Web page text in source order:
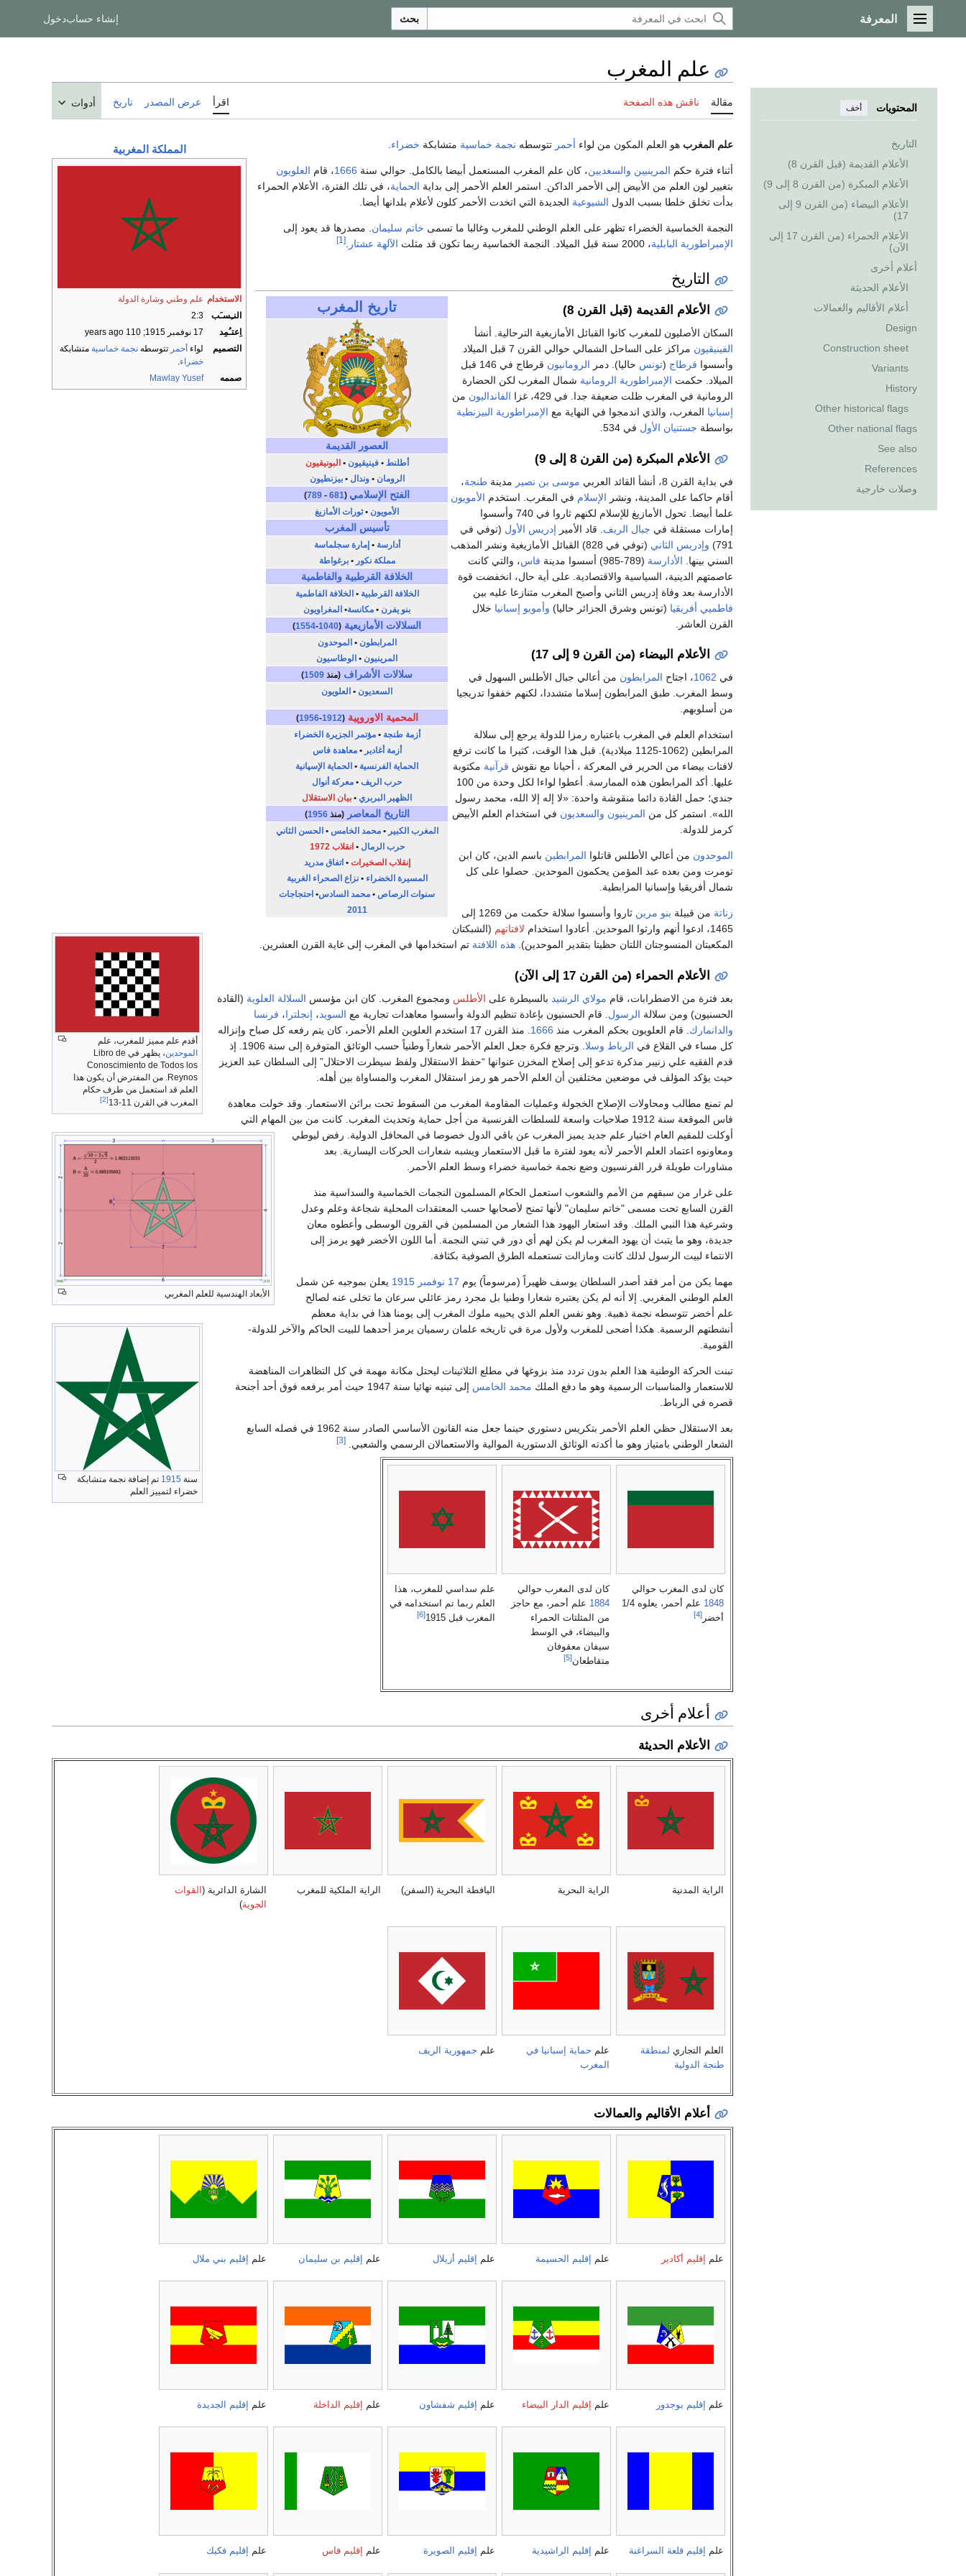
القائمة الرئيسية
المعرفة بحث إنشاء حسابدخول
المحتويات أخف
التاريخ
الأعلام القديمة (قبل القرن 8)
الأعلام المبكرة (من القرن 8 إلى 9)
الأعلام البيضاء (من القرن 9 إلى
17)
الأعلام الحمراء (من القرن 17 إلى
الآن)
أعلام أخرى
الأعلام الحديثة
أعلام الأقاليم والعمالات
Design
Construction sheet
Variants
History
Other historical flags
Other national flags
See also
References
وصلات خارجية
علم المغرب
مقالة ناقش هذه الصفحة اقرأ عرض المصدر تاريخ أدوات
المملكة المغربية
الاستخدام علم وطني وشارة الدولة
النـِسـَب
2:3
اِعتـُمِد
17 نوفمبر 1915
; 110 years ago
التصميم
لواء أحمر تتوسطه نجمة خماسية متشابكة
خضراء.
صممه
Mawlay Yusef
علم المغرب هو العلم المكون من لواء أحمر تتوسطه نجمة خماسية متشابكة خضراء
أثناء فترة حكم المرينيين والسعديين، كان علم المغرب المستعمل أبيضا بالكامل. حوالي سنة 1666، قام العلويون
بتغيير لون العلم من الأبيض إلى الأحمر الداكن. استمر العلم الأحمر إلى بداية الحماية، في تلك الفترة، الأعلام الحمراء
بدأت تخلق خلطا بسبب الدول الشيوعية الجديدة التي اتخدت الأحمر كلون لأعلام بلدانها أيضا.
النجمة الخماسية الخضراء تظهر على العلم الوطني للمغرب وغالبا ما تسمى خاتم سليمان . مصدرها قد يعود إلى
الإمبراطورية البابلية، 2000 سنة قبل الميلاد. النجمة الخماسية ربما تكون قد مثلت الآلهة عشتار [1]
التاريخ
تاريخ المغرب
العصور القديمة
أطلنط •فينيقيون •البونيقيون
الرومان •وندال •بيزنطيون
الفتح الإسلامي (
681
-
789
)
الأمويون •ثورات الأمازيغ
تأسيس المغرب
أدارسة •إمارة سجلماسة
مملكة نكور •برغواطة
الخلافة القرطبية والفاطمية
الخلافة القرطبية •الخلافة الفاطمية
بنو يفرن • مكانسة• المغراويون
السلالات الأمازيعية (
1040
-
1554
)
المرابطون •الموحدون
المرينيون • الوطاسيون
سلالات الأشراف (منذ 1509
)
السعديون • العلويون
المحمية الاوروپية (
1912
-
1956
)
أزمة طنجة •مؤتمر الجزيرة الخضراء
أزمة أغادير •معاهدة فاس
الحماية الفرنسية • الحماية الإسپانية
حرب الريف• معركة أنوال
الظهير البربري• بيان الاستقلال
التاريخ المعاصر (منذ1956
)
المغرب الكبير •محمد الخامس •الحسن الثاني
حرب الرمال •انقلاب 1972
إنقلاب الصخيرات •اتفاق مدريد
المسيرة الخضراء •نزاع الصحراء الغربية
سنوات الرصاص • محمد السادس• احتجاجات
2011
الأعلام القديمة (قبل القرن 8)
السكان الأصليون للمغرب كانوا القبائل الأمازيغية الترحالية. أنشأ
الفينيقيون
مراكز على الساحل الشمالي حوالي القرن 7 قبل الميلاد
وأسسوا قرطاج (تونس حاليا). دمر الرومانيون
قرطاج في 146 قبل
الميلاد. حكمت الإمبراطورية الرومانية شمال المغرب لكن الحضارة
الرومانية في المغرب ظلت ضعيفة جدا. في 429، غزا
الفانداليون من
إسبانيا المغرب، والذي اندمجوا في النهاية مع الإمبراطورية البيزنطية
بواسطة جستنيان الأول في 534.
الأعلام المبكرة (من القرن 8 إلى 9)
في بداية القرن 8، أنشأ القائد العربي موسى بن نصير مدينة طنجة،
أقام حاكما على المدينة، ونشر الإسلام في المغرب. استخدم الأمويون
علما أبيضا. تحول الأمازيغ للإسلام لكنهم ثاروا في 740 وأسسوا
إمارات مستقلة في جبال الريف . قاد الأمير إدريس الأول (توفي في
791)
وإدريس الثاني
(توفي في 828) القبائل الأمازيغية ونشر المذهب
السني بينها. الأدارسة (789-985) أسسوا مدينة فاس، والتي كانت
عاصمتهم الدينية، السياسية والاقتصادية. على أية حال، انخفضت قوة
الأدارسة بعد وفاة إدريس الثاني وأصبح المغرب متنازعا عليه بين
فاطميي أفريقيا (تونس وشرق الجزائر حاليا) وأمويو إسبانيا خلال
القرن العاشر.
الأعلام البيضاء (من القرن 9 إلى 17)
أقدم علم مميز للمغرب، علم
الموحدين
، يظهر في Libro de
Conoscimiento de Todos los
Reynos. من المفترض أن يكون هذا
العلم قد استعمل من طرف حكام
المغرب في القرن 11-13
[2]
في 1062، اجتاح المرابطون من أعالي جبال الأطلس السهول في
وسط المغرب. طبق المرابطون إسلاما متشددا، لكنهم خففوا تدريجيا
من أسلوبهم.
استخدام العلم في المغرب باعتباره رمزا للدولة يرجع إلى سلالة
المرابطين (1062-1125 ميلادية). قبل هذا الوقت، كثيرا ما كانت ترفع
لافتات بيضاء من الحرير في المعركة ، أحيانا مع نقوش قرآنية مكتوبة
عليها. أكد المرابطون هذه الممارسة. أعطوا لواءا لكل وحدة من 100
جندي؛ حمل القادة دائما منقوشة واحدة: «لا إله إلا الله، محمد رسول
الله». استمر كل من المرينيون والسعديون في استخدام العلم الأبيض
كرمز للدولة.
الموحدون من أعالي الأطلس قاتلوا المرابطين باسم الدين، كان ابن
تومرت ومن بعده عبد المؤمن يحكمون الموحدين. حصلوا على كل
شمال أفريقيا وإسبانيا المرابطية.
زناتة من قبيلة بنو مرين
ثاروا وأسسوا سلالة حكمت من 1269 إلى
1465، ادعوا أنهم وارثوا الموحدين. أعادوا استخدام
لافتاتهم (الشبكتان
المكعبتان المنسوجتان اللتان حظيتا بتقدير الموحدين). هذه اللافتة تم استخدامها في المغرب إلى غاية القرن العشرين.
الأعلام الحمراء (من القرن 17 إلى الآن)
الأبعاد الهندسية للعلم المغربي
سنة 1915 تم إضافة نجمة متشابكة
خضراء لتمييز العلم
بعد فترة من الاضطرابات، قام مولاي الرشيد بالسيطرة على الأطلس ومجموع المغرب. كان ابن مؤسس السلالة العلوية (القادة
الحسنيون) ومن سلالة الرسول . قام الحسنيون بإعادة تنظيم الدولة وأسسوا معاهدات تجارية مع السويد، إنجلترا، فرنسا
والدانمارك . قام العلويون بحكم المغرب منذ 1666
. منذ القرن 17 استخدم العلوين العلم الأحمر، كان يتم رفعه كل صباح وإنزاله
كل مساء في القلاع في الرباط وسلا
. وترجع فكرة جعل العلم الأحمر شعاراً وطنياً حسب الوثائق المتوفرة إلى سنة 1906. إذ
قدم الفقيه علي زنيبر مذكرة تدعو إلى إصلاح المخزن عنوانها “حفظ الاستقلال ولفظ سيطرت الاحتلال” إلى السلطان عبد العزيز
حيث يؤكد المؤلف في موضعين مختلفين أن العلم الأحمر هو رمز استقلال المغرب والمساواة بين أهله.
لم تمنع مطالب ومحاولات الإصلاح الخجولة وعمليات المقاومة المغرب من السقوط تحت براثن الاستعمار. وقد خولت معاهدة
فاس الموقعة سنة 1912 صلاحيات واسعة للسلطات الفرنسية من أجل حماية وتحديث المغرب. كانت من بين المهام التي
أوكلت للمقيم العام اختيار علم جديد يميز المغرب عن باقي الدول خصوصا في المحافل الدولية. رفض ليوطي
ومعاونوه اعتماد العلم الأحمر لأنه يعود لفترة ما قبل الاستعمار ويشبه شعارات الحركات اليسارية. بعد
مشاورات طويلة قرر الفرنسيون وضع نجمة خماسية خضراء وسط العلم الأحمر.
على غرار من سبقهم من الأمم والشعوب استعمل الحكام المسلمون النجمات الخماسية والسداسية منذ
القرن السابع تحت مسمى "خاتم سليمان" لأنها تمنح لأصحابها حسب المعتقدات المحلية شجاعة وعلم وعدل
وشرعية هذا النبي الملك. وقد استعار اليهود هذا الشعار من المسلمين في القرون الوسطى وأعطوه معان
جديدة، وهو ما يتبث أن يهود المغرب لم يكن لهم أي دور في تبني النجمة. أما اللون الأخضر فهو يرمز إلى
الانتماء لبيت الرسول لذلك كانت ومازالت تستعمله الطرق الصوفية بكثافة.
مهما يكن من أمر فقد أصدر السلطان يوسف ظهيراً (مرسوماً) يوم 17 نوفمبر 1915 يعلن بموجبه عن شمل
العلم الوطني المغربي. إلا أنه لم يكن يعتبره شعارا وطنيا بل مجرد رمز عائلي سرعان ما تخلى عنه لصالح
علم أخضر تتوسطه نجمة ذهبية. وهو نفس العلم الذي يحييه ملوك المغرب إلى يومنا هذا في بداية معظم
أنشطتهم الرسمية. هكذا أضحى للمغرب ولأول مرة في تاريخه علمان رسميان يرمز أحدهما للبيت الحاكم والآخر للدولة-
القومية.
تبنت الحركة الوطنية هذا العلم بدون تردد منذ بزوغها في مطلع الثلاثينات ليحتل مكانة مهمة في كل التظاهرات المناهضة
للاستعمار والمناسبات الرسمية وهو ما دفع الملك محمد الخامس
إلى تبنيه نهائيا سنة 1947 حيث أمر برفعه فوق أحد أجنحة
قصره في الرباط.
بعد الاستقلال حظي العلم الأحمر بتكريس دستوري حينما جعل منه القانون الأساسي الصادر سنة 1962 في فصله السابع
الشعار الوطني بامتياز وهو ما أكدته الوثائق الدستورية الموالية والاستعمالان الرسمي والشعبي.
[3]
كان لدى المغرب حوالي
1848
علم أحمر، يعلوه 1/4
أخضر [4]
كان لدى المغرب حوالي
1884 علم أحمر، مع حاجز
من المثلثات الحمراء
والبيضاء، في الوسط
سيفان معقوفان
متقاطعان[5]
علم سداسي للمغرب، هذا
العلم ربما تم استخدامه في
المغرب قبل 1915
[6]
أعلام أخرى
الأعلام الحديثة
الراية المدنية الراية البحرية اليافطة البحرية (السفن) الراية الملكية للمغرب الشارة الدائرية ( القوات
الجوية)
العلم التجاري لمنطقة
طنجة الدولية
علم حماية إسبانيا في
المغرب
علم جمهورية الريف
أعلام الأقاليم والعمالات
علم إقليم أكادير علم إقليم الحسيمة علم إقليم أزيلال علم إقليم بن سليمان علم إقليم بني ملال
علم إقليم بوجدور علم إقليم الدار البيضاء علم إقليم شفشاون علم إقليم الداخلة علم إقليم الجديدة
علم إقليم قلعة السراغنة علم إقليم الراشيدية علم إقليم الصويرة علم إقليم فاس علم إقليم فكيك